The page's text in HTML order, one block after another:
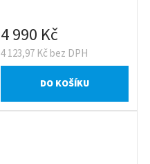
4 123,97 Kč bez DPH
4 990 Kč
DO KOŠÍKU